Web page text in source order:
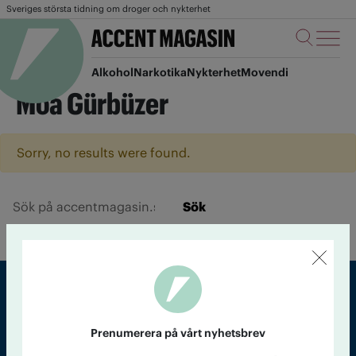
Sveriges största tidning om droger och nykterhet
AlkoholNarkotikaNykterhetMovendi
Moa Gürbüzer
Sorry, no results were found.
Sök
Prenumerera på vårt nyhetsbrev